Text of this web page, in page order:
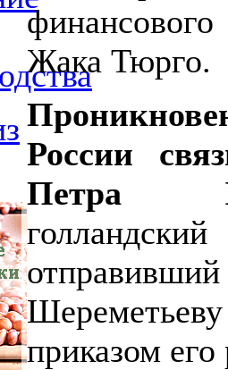
Жака Тюрго.
России
Петра
приказом его